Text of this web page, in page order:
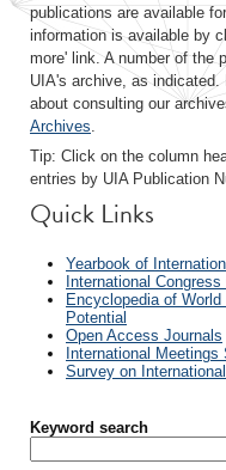
publications are available
information is available by
more' link. A number of the
UIA's archive, as indicated.
about consulting our
Archives.
Tip: Click on the column
entries by UIA Publication
Quick Links
Yearbook of
International Congress
Encyclopedia of
Potential
Open Access Journals
International
Survey on
Keyword search